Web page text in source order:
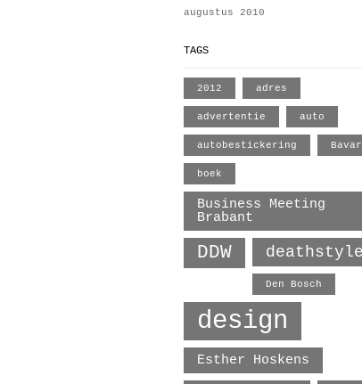
augustus 2010
TAGS
2012 adres
advertentie auto
autobestickering
boek
Business Meeting
Brabant
DDW deathstyle
Den Bosch
design
Esther Hoskens